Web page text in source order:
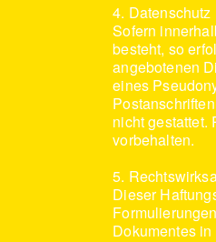
4. Datenschutz
Sofern
besteht, so
angebotenen
eines
nicht gestattet.
vorbehalten.
5.
Dieser
Dokumentes